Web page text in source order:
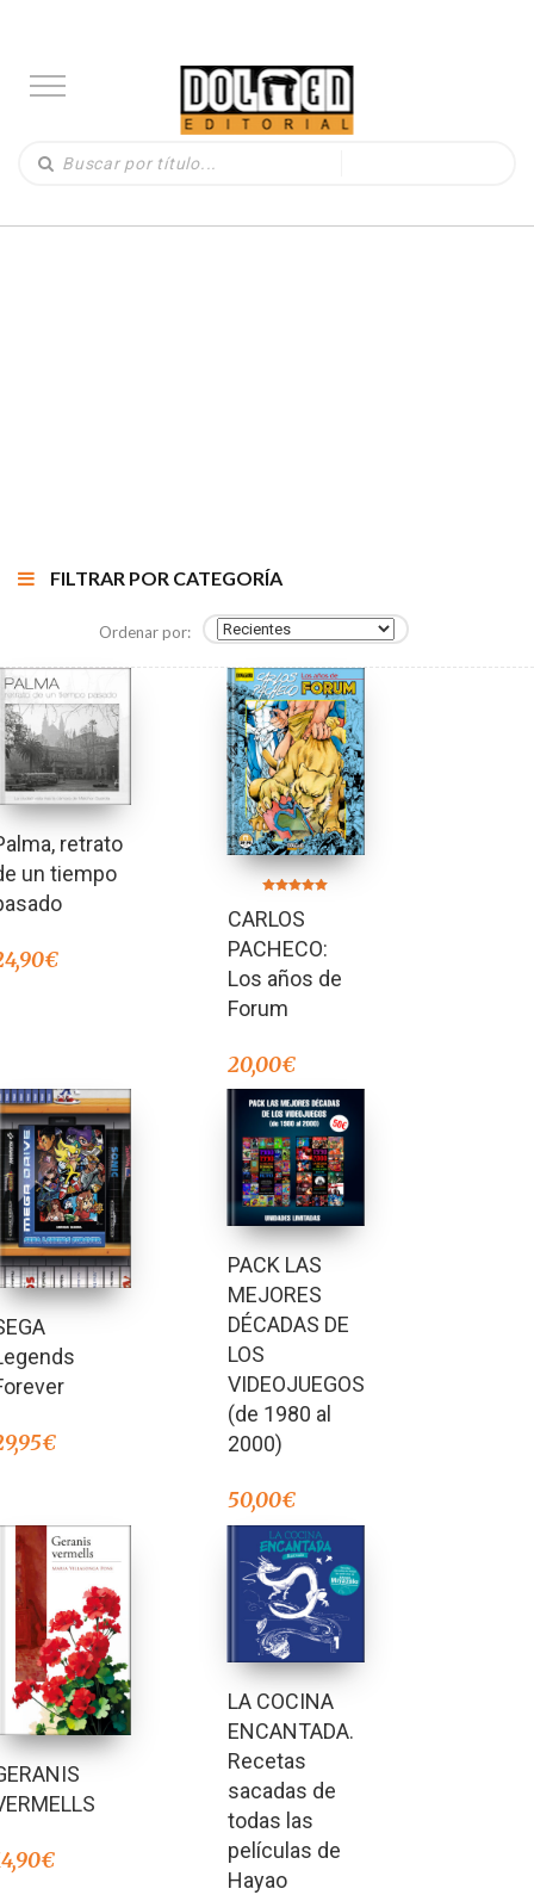
FILTRAR POR CATEGORÍA
Ordenar por:
retrato
un tiempo
€
5.00
de 5
CARLOS
PACHECO:
Los años de
Forum
20,00€
€
PACK LAS
MEJORES
DÉCADAS DE
LOS
VIDEOJUEGOS
(de 1980 al
2000)
50,00€
€
LA COCINA
ENCANTADA.
Recetas
sacadas de
todas las
películas de
Hayao